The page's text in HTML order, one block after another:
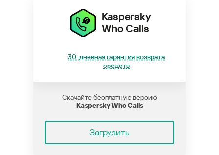
Kaspersky
Who Calls
30-дневная гарантия возврата
средств
Скачайте бесплатную версию
Kaspersky Who Calls
Загрузить